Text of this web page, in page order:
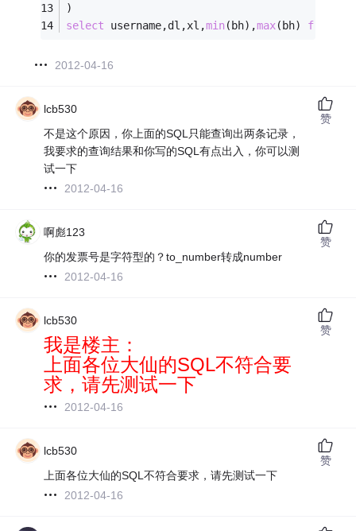
)
select username,dl,xl,min(bh),max(bh) from
2012-04-16
lcb530
不是这个原因，你上面的SQL只能查询出两条记录，
我要求的查询结果和你写的SQL有点出入，你可以测
试一下
2012-04-16
赞
啊彪123
你的发票号是字符型的？to_number转成number
2012-04-16
赞
lcb530
我是楼主：
上面各位大仙的SQL不符合要
求，请先测试一下
2012-04-16
赞
lcb530
上面各位大仙的SQL不符合要求，请先测试一下
2012-04-16
赞